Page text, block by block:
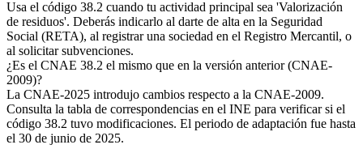
Usa el código 38.2 cuando tu actividad principal sea 'Valorización
de residuos'. Deberás indicarlo al darte de alta en la Seguridad
Social (RETA), al registrar una sociedad en el Registro Mercantil, o
al solicitar subvenciones.
¿Es el CNAE 38.2 el mismo que en la versión anterior (CNAE-
2009)?
La CNAE-2025 introdujo cambios respecto a la CNAE-2009.
Consulta la tabla de correspondencias en el INE para verificar si el
código 38.2 tuvo modificaciones. El periodo de adaptación fue hasta
el 30 de junio de 2025.